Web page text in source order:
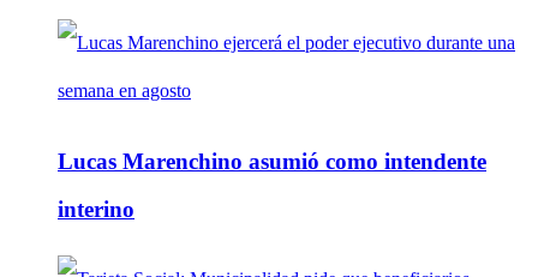
Lucas Marenchino asumió como intendente
interino